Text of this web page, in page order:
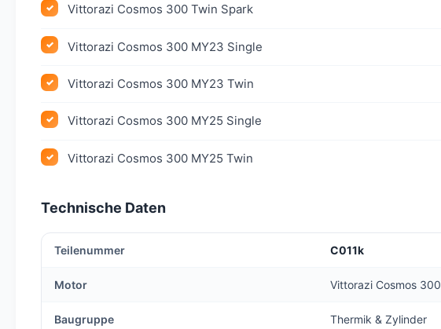
Vittorazi Cosmos 300 Twin Spark
Vittorazi Cosmos 300 MY23 Single
Vittorazi Cosmos 300 MY23 Twin
Vittorazi Cosmos 300 MY25 Single
Vittorazi Cosmos 300 MY25 Twin
Technische Daten
Teilenummer C011k
Motor Vittorazi Cosmos 300
Baugruppe Thermik & Zylinder